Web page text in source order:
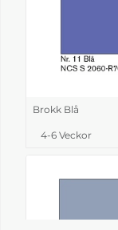
Brokk Blå
4-6 Veckor